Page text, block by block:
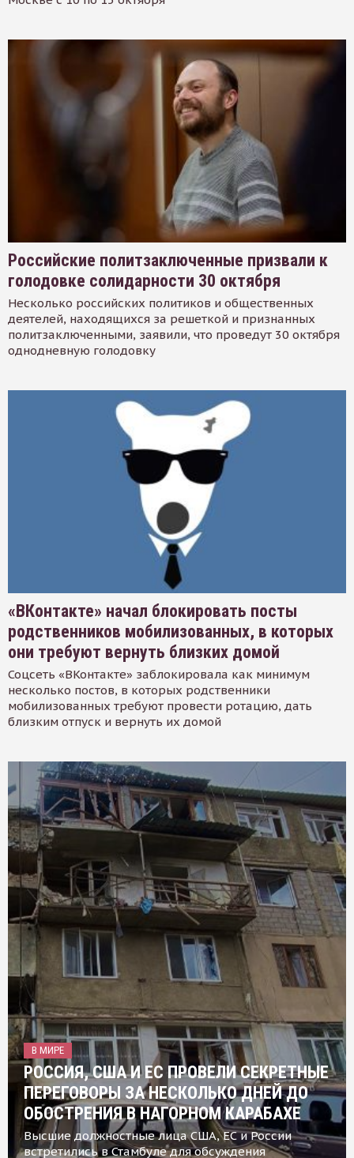
Российские политзаключенные призвали к
голодовке солидарности 30 октября
Несколько российских политиков и общественных
деятелей, находящихся за решеткой и признанных
политзаключенными, заявили, что проведут 30 октября
однодневную голодовку
«ВКонтакте» начал блокировать посты
родственников мобилизованных, в которых
они требуют вернуть близких домой
Соцсеть «ВКонтакте» заблокировала как минимум
несколько постов, в которых родственники
мобилизованных требуют провести ротацию, дать
близким отпуск и вернуть их домой
В МИРЕ
РОССИЯ, США И ЕС ПРОВЕЛИ СЕКРЕТНЫЕ
ПЕРЕГОВОРЫ ЗА НЕСКОЛЬКО ДНЕЙ ДО
ОБОСТРЕНИЯ В НАГОРНОМ КАРАБАХЕ
Высшие должностные лица США, ЕС и России
встретились в Стамбуле для обсуждения